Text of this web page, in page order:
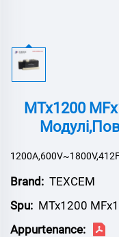
MTx1200
Brand: ТЕХСЕМ
Spu: MTx1200
Appurtenance: